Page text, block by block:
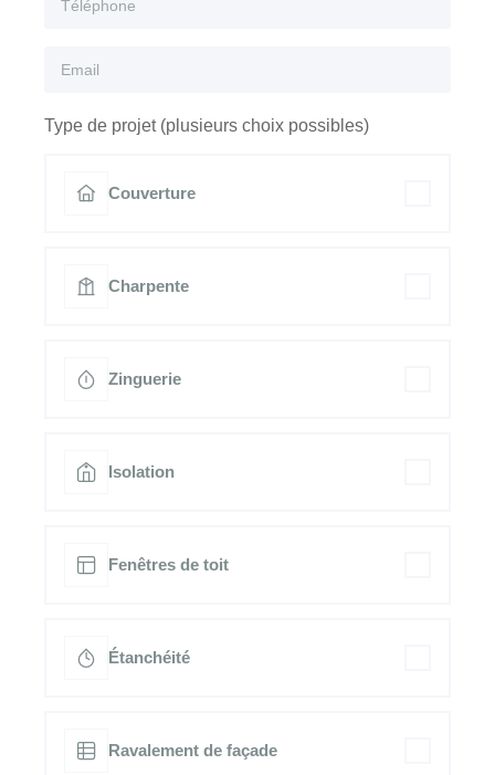
Type de projet (plusieurs choix possibles)
Couverture
Charpente
Zinguerie
Isolation
Fenêtres de toit
Étanchéité
Ravalement de façade